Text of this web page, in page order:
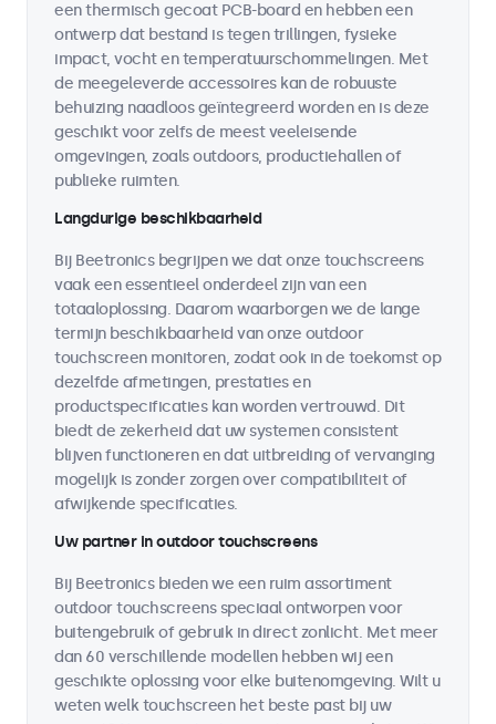
een thermisch gecoat PCB-board en hebben een
ontwerp dat bestand is tegen trillingen, fysieke
impact, vocht en temperatuurschommelingen. Met
de meegeleverde accessoires kan de robuuste
behuizing naadloos geïntegreerd worden en is deze
geschikt voor zelfs de meest veeleisende
omgevingen, zoals outdoors, productiehallen of
publieke ruimten.
Langdurige beschikbaarheid
Bij Beetronics begrijpen we dat onze touchscreens
vaak een essentieel onderdeel zijn van een
totaaloplossing. Daarom waarborgen we de lange
termijn beschikbaarheid van onze outdoor
touchscreen monitoren, zodat ook in de toekomst op
dezelfde afmetingen, prestaties en
productspecificaties kan worden vertrouwd. Dit
biedt de zekerheid dat uw systemen consistent
blijven functioneren en dat uitbreiding of vervanging
mogelijk is zonder zorgen over compatibiliteit of
afwijkende specificaties.
Uw partner in outdoor touchscreens
Bij Beetronics bieden we een ruim assortiment
outdoor touchscreens speciaal ontworpen voor
buitengebruik of gebruik in direct zonlicht. Met meer
dan 60 verschillende modellen hebben wij een
geschikte oplossing voor elke buitenomgeving. Wilt u
weten welk touchscreen het beste past bij uw